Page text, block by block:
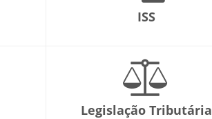
ISS
Legislação Tributária